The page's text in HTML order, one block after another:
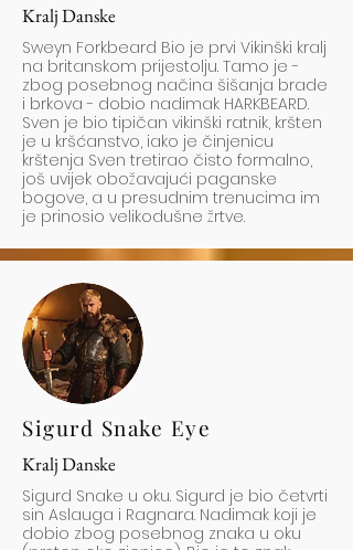
Kralj Danske
Sweyn Forkbeard Bio je prvi Vikinški kralj
na britanskom prijestolju. Tamo je -
zbog posebnog načina šišanja brade
i brkova - dobio nadimak HARKBEARD.
Sven je bio tipičan vikinški ratnik, kršten
je u kršćanstvo, iako je činjenicu
krštenja Sven tretirao čisto formalno,
još uvijek obožavajući paganske
bogove, a u presudnim trenucima im
je prinosio velikodušne žrtve.
Sigurd Snake Eye
Kralj Danske
Sigurd Snake u oku. Sigurd je bio četvrti
sin Aslauga i Ragnara. Nadimak koji je
dobio zbog posebnog znaka u oku